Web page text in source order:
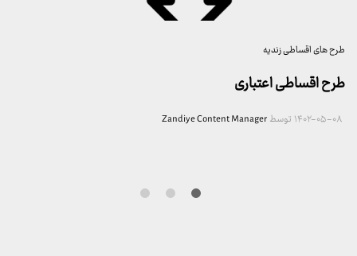
طرح های اقساطی زندیه
طرح اقساطی اعتباری
۱۴۰۲-۰۵-۰۸ توسطZandiye Content Manager